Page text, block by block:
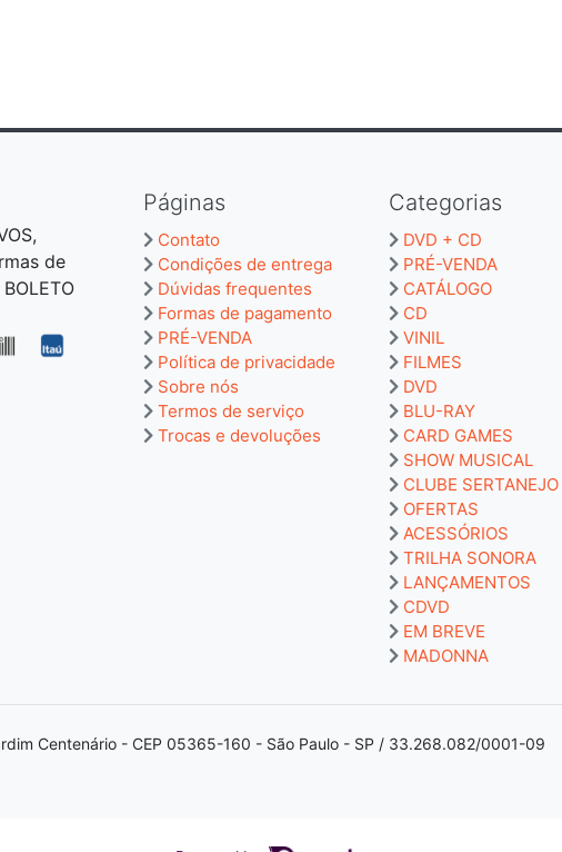
Páginas
Contato
Condições de entrega
Dúvidas frequentes
Formas de pagamento
PRÉ-VENDA
Política de privacidade
Sobre nós
Termos de serviço
Trocas e devoluções
Categorias
DVD + CD
PRÉ-VENDA
CATÁLOGO
CD
VINIL
FILMES
DVD
BLU-RAY
CARD GAMES
SHOW MUSICAL
CLUBE SERTANEJO
OFERTAS
ACESSÓRIOS
TRILHA SONORA
LANÇAMENTOS
CDVD
EM BREVE
MADONNA
de
Centenário - CEP 05365-160 - São Paulo - SP / 33.268.082/0001-09